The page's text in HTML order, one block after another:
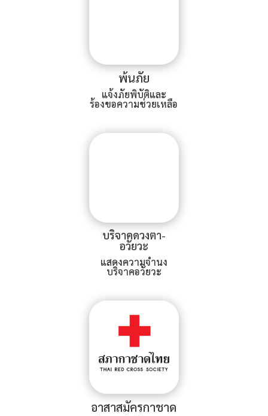
พ้นภัย
แจ้งภัยพิบัติและ
ร้องขอความช่วยเหลือ
บริจาคดวงตา-
อวัยวะ
แสดงความจำนง
บริจาคอวัยวะ
อาสาสมัครกาชาด